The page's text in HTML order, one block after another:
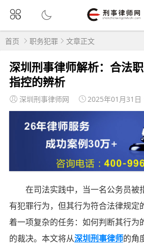
首页 职务犯罪 文章正文
深圳刑事律师解析：合法
指控的辨析
深圳刑事律师网 2025年01月31日
在司法实践中，当一名公务员被
有犯罪行为，但其行为符合法律规定
着一项复杂的任务：如何判断其行为
的裁决。本文将从深圳刑事律师的角